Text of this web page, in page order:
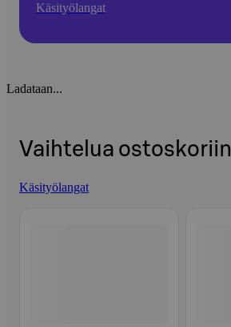
Käsityölangat
Ladataan...
Vaihtelua ostoskoriin
Käsityölangat